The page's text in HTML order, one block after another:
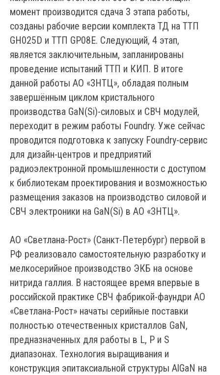
момент производится сдача 3 этапа работы,
созданы рабочие версии комплекта ТД на ТТП
GH025D и ТТП GP08E. Следующий, 4 этап,
является заключительным, запланированы
проведение испытаний ТТП и КИП. В итоге
данной работы АО «ЗНТЦ», обладая полным
завершённым циклом кристального
производства GaN(Si)-силовых и СВЧ модулей,
переходит в режим работы Foundry. Уже сейчас
проводится подготовка к запуску Foundry-сервис
для дизайн-центров и предприятий
радиоэлектронной промышленности с доступом
к библиотекам проектирования и возможностью
размещения заказов на производство силовой и
СВЧ электроники на GaN(Si) в АО «ЗНТЦ».
АО «Светлана-Рост» (Санкт-Петербург) первой в
РФ реализовало самостоятельную разработку и
мелкосерийное производство ЭКБ на основе
нитрида галлия. В настоящее время впервые в
российской практике СВЧ фабрикой-фаундри АО
«Светлана-Рост» начаты серийные поставки
полностью отечественных кристаллов GaN,
предназначенных для работы в L, P и S
диапазонах. Технология выращивания и
конструкция эпитаксиальной структуры AlGaN на